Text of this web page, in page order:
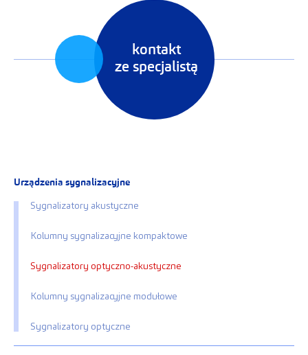
kontakt
ze specjalistą
Urządzenia sygnalizacyjne
Sygnalizatory akustyczne
Kolumny sygnalizacyjne kompaktowe
Sygnalizatory optyczno-akustyczne
Kolumny sygnalizacyjne modułowe
Sygnalizatory optyczne